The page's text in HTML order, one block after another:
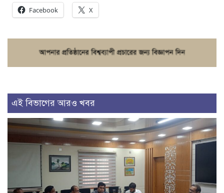
Facebook X
এই বিভাগের আরও খবর